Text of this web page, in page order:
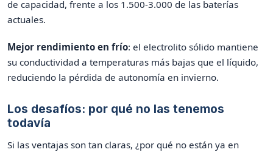
de capacidad, frente a los 1.500-3.000 de las baterías
actuales.
Mejor rendimiento en frío: el electrolito sólido mantiene
su conductividad a temperaturas más bajas que el líquido,
reduciendo la pérdida de autonomía en invierno.
Los desafíos: por qué no las tenemos
todavía
Si las ventajas son tan claras, ¿por qué no están ya en